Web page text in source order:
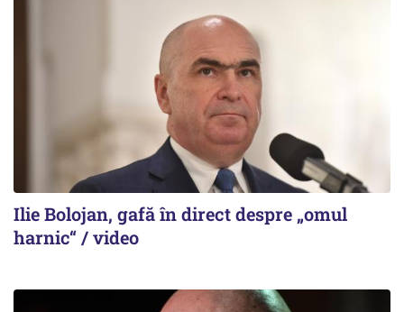
Ilie Bolojan, gafă în direct despre „omul
harnic“ / video